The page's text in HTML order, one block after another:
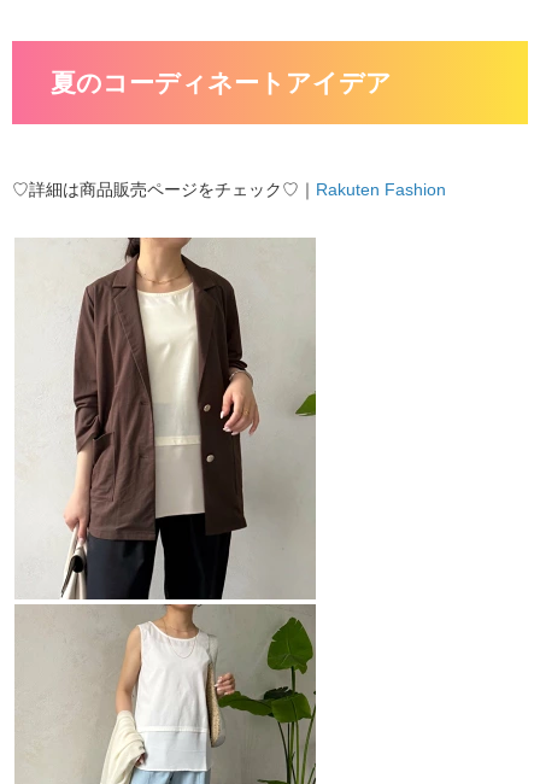
夏のコーディネートアイデア
♡詳細は商品販売ページをチェック♡｜ Rakuten Fashion